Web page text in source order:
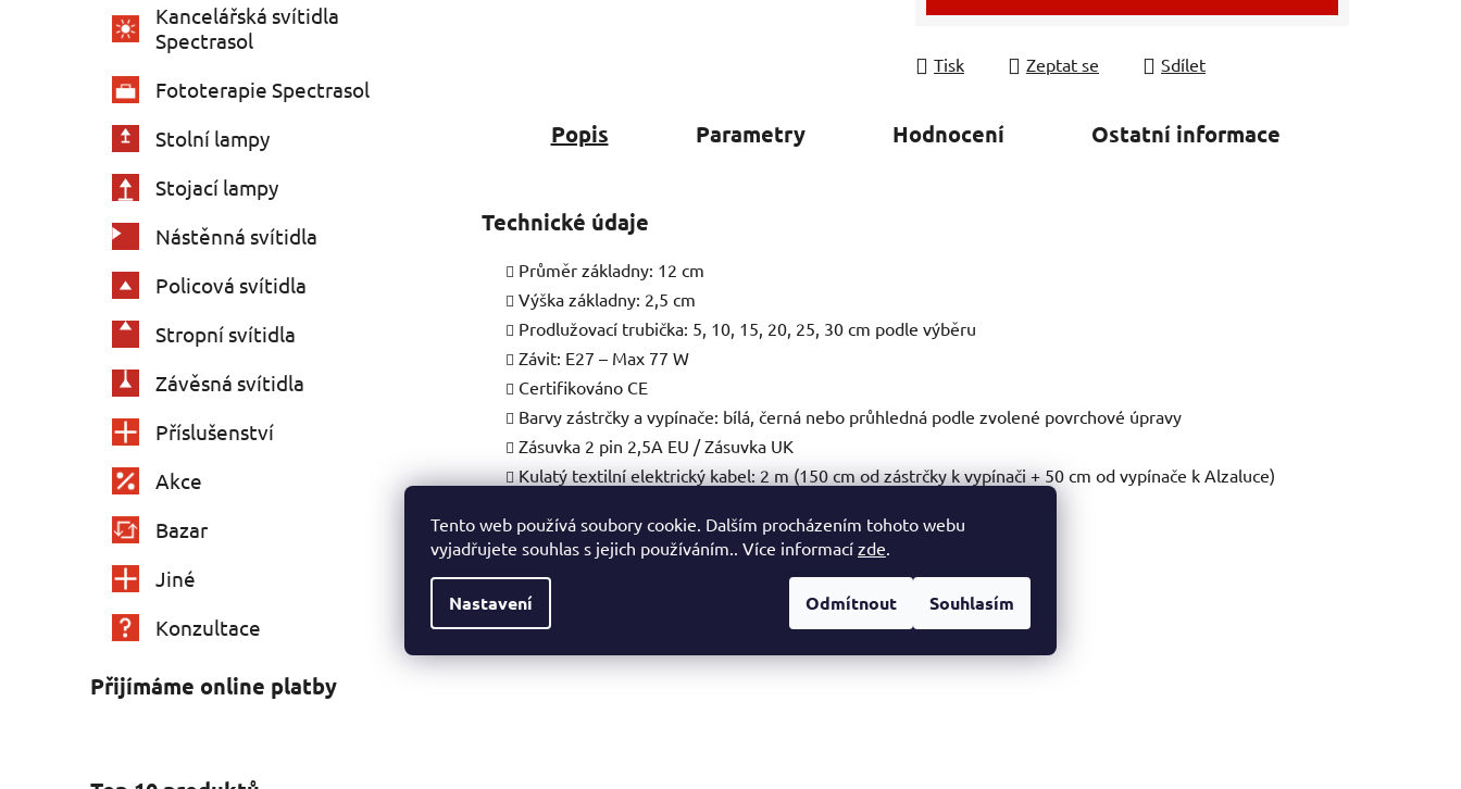
Tento web používá soubory cookie. Dalším procházením tohoto webu
vyjadřujete souhlas s jejich používáním.. Více informací zde
Nastavení Odmítnout Souhlasím
Kancelářská svítidla
Spectrasol
Fototerapie Spectrasol
Stolní lampy
Stojací lampy
Nástěnná svítidla
Policová svítidla
Stropní svítidla
Závěsná svítidla
Příslušenství
Akce
Bazar
Jiné
Konzultace
Přijímáme online platby
Tisk Zeptat se Sdílet
Popis Parametry Hodnocení Ostatní informace
Technické údaje
Průměr základny: 12 cm
Výška základny: 2,5 cm
Prodlužovací trubička: 5, 10, 15, 20, 25, 30 cm podle výběru
Závit: E27 – Max 77 W
Certifikováno CE
Barvy zástrčky a vypínače: bílá, černá nebo průhledná podle zvolené povrchové úpravy
Zásuvka 2 pin 2,5A EU / Zásuvka UK
Kulatý textilní elektrický kabel: 2 m (150 cm od zástrčky k vypínači + 50 cm od vypínače k ​​Alzaluce)